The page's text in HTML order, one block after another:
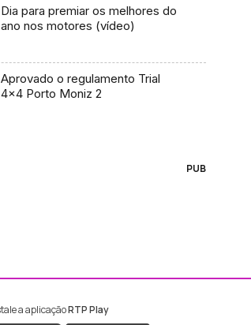
Dia para premiar os melhores do
ano nos motores (vídeo)
Aprovado o regulamento Trial
4×4 Porto Moniz 2
PUB
a aplicaçãoRTP Play